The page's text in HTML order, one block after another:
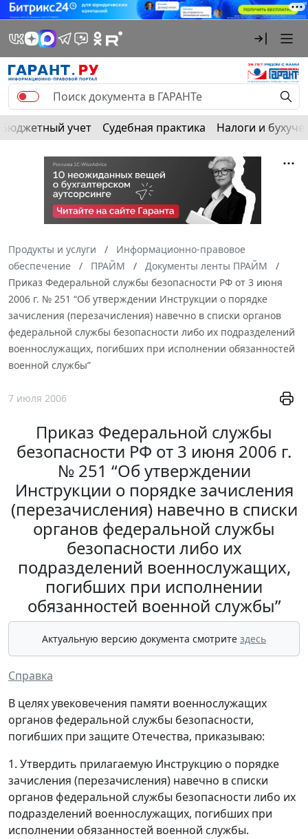
Бюджетный учет Судебная практика Налоги и
Продукты и услуги
Информационно-правовое
обеспечение
ПРАЙМ
Документы ленты ПРАЙМ
Приказ Федеральной службы безопасности РФ от 3 июня
2006 г. № 251 “Об утверждении Инструкции о порядке
зачисления (перезачисления) навечно в списки органов
федеральной службы безопасности либо их подразделений
военнослужащих, погибших при исполнении обязанностей
военной службы”
7 июля 2006
Приказ Федеральной службы
безопасности РФ от 3 июня 2006 г.
№ 251 “Об утверждении
Инструкции о порядке зачисления
(перезачисления) навечно в списки
органов федеральной службы
безопасности либо их
подразделений военнослужащих,
погибших при исполнении
обязанностей военной службы”
Актуальную версию документа смотрите здесь
Справка
В целях увековечения памяти военнослужащих
органов федеральной службы безопасности,
погибших при защите Отечества, приказываю:
1. Утвердить прилагаемую Инструкцию о порядке
зачисления (перезачисления) навечно в списки
органов федеральной службы безопасности либо их
подразделений военнослужащих, погибших при
исполнении обязанностей военной службы.